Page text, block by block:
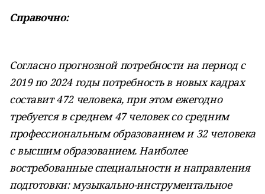
Справочно:
Согласно прогнозной потребности на период с
2019 по 2024 годы потребность в новых кадрах
составит 472 человека, при этом ежегодно
требуется в среднем 47 человек со средним
профессиональным образованием и 32 человека
с высшим образованием. Наиболее
востребованные специальности и направления
подготовки: музыкально-инструментальное